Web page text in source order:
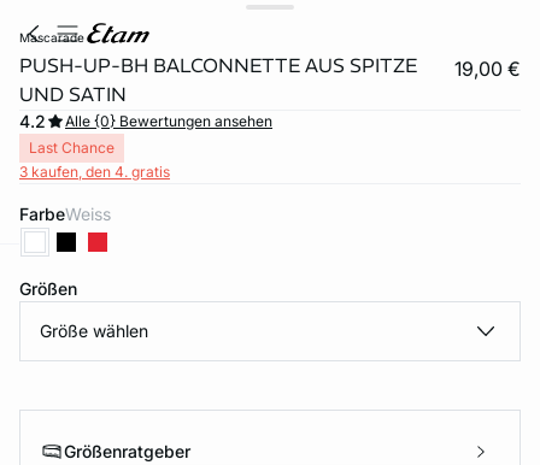
mascarade
PUSH-UP-BH BALCONNETTE AUS SPITZE
UND SATIN
19,00 €
4.2
Alle {0} Bewertungen ansehen
Last Chance
3 kaufen, den 4. gratis
Farbe weiss
Größen
Größe wählen
Größenratgeber